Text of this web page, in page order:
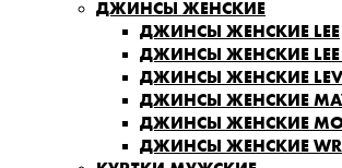
ДЖИНСЫ ЖЕНСКИЕ
ДЖИНСЫ ЖЕНСКИЕ LEE
ДЖИНСЫ ЖЕНСКИЕ LEE
ДЖИНСЫ ЖЕНСКИЕ
ДЖИНСЫ ЖЕНСКИЕ
ДЖИНСЫ ЖЕНСКИЕ
ДЖИНСЫ ЖЕНСКИЕ